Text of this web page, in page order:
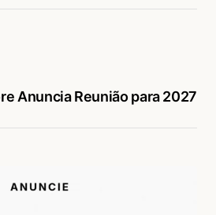
Anuncia Reunião para 2027